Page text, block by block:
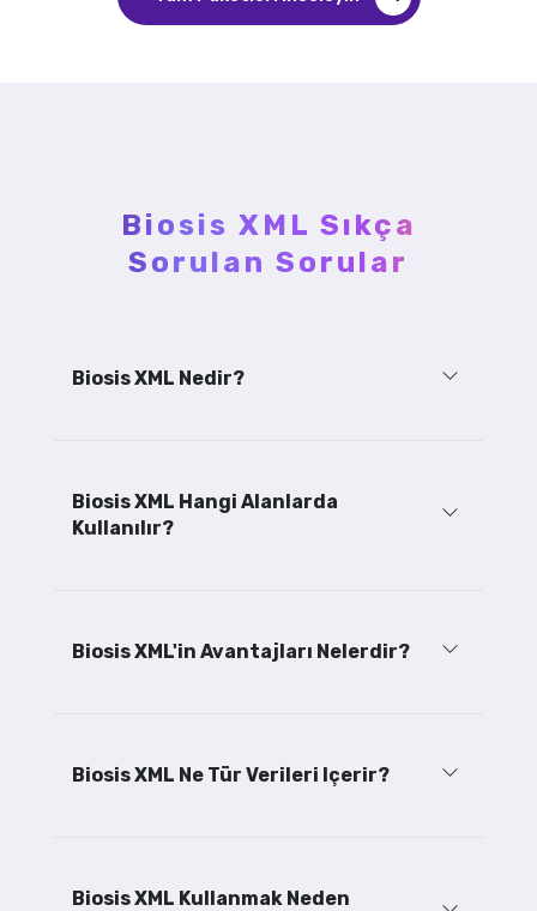
Biosis XML Sıkça
Sorulan Sorular
Biosis XML Nedir?
Biosis XML Hangi Alanlarda
Kullanılır?
Biosis XML'in Avantajları Nelerdir?
Biosis XML Ne Tür Verileri Içerir?
Biosis XML Kullanmak Neden